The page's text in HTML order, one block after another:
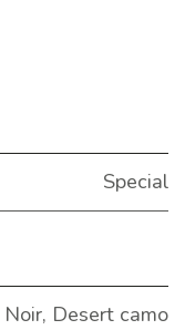
Special
Noir, Desert camo